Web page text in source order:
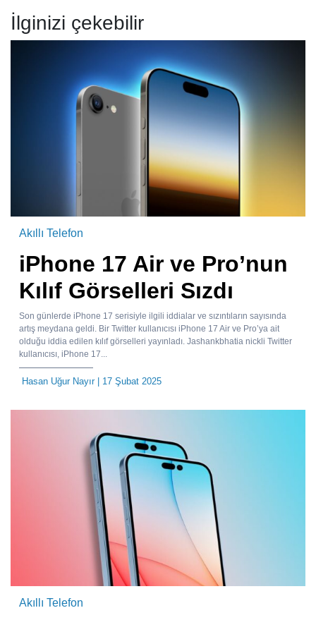
İlginizi çekebilir
Akıllı Telefon
iPhone 17 Air ve Pro’nun
Kılıf Görselleri Sızdı
Son günlerde iPhone 17 serisiyle ilgili iddialar ve sızıntıların sayısında
artış meydana geldi. Bir Twitter kullanıcısı iPhone 17 Air ve Pro’ya ait
olduğu iddia edilen kılıf görselleri yayınladı. Jashankbhatia nickli Twitter
kullanıcısı, iPhone 17...
Hasan Uğur Nayır| 17 Şubat 2025
Akıllı Telefon